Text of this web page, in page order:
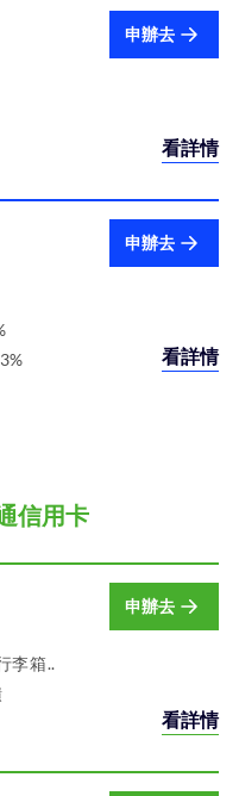
申辦去
看詳情
申辦去
看詳情
信用卡
申辦去
李箱..
看詳情